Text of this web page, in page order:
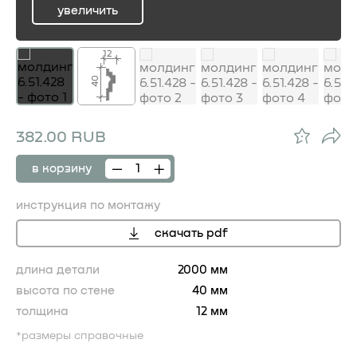
ru
увеличить
12
40
382.00 RUB
в корзину
инструкция по монтажу
скачать pdf
длина детали
2000 мм
высота по стене
40 мм
толщина
12 мм
*размеры справочные